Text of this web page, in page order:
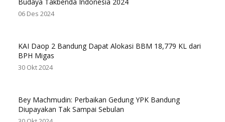
06 Des 2024
KAI Daop 2 Bandung Dapat Alokasi BBM 18,779 KL dari
BPH Migas
30 Okt 2024
Bey Machmudin: Perbaikan Gedung YPK Bandung
Diupayakan Tak Sampai Sebulan